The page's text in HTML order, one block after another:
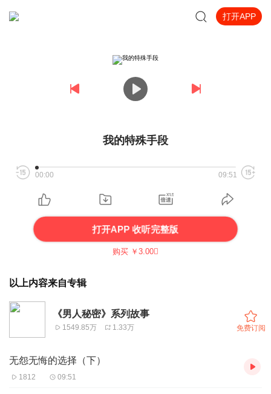
打开APP
我的特殊手段
00:00 09:51
打开APP 收听完整版
购买 ￥ 3.00
以上内容来自专辑
《男人秘密》系列故事
1549.85万 1.33万 免费订阅
无怨无悔的选择（下）
1812 09:51